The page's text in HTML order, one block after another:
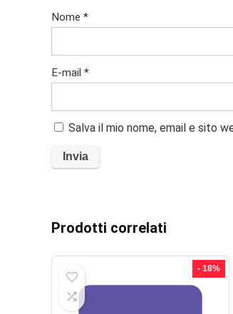
Nome *
E-mail *
Salva il mio nome, email e sito
Prodotti correlati
- 18%